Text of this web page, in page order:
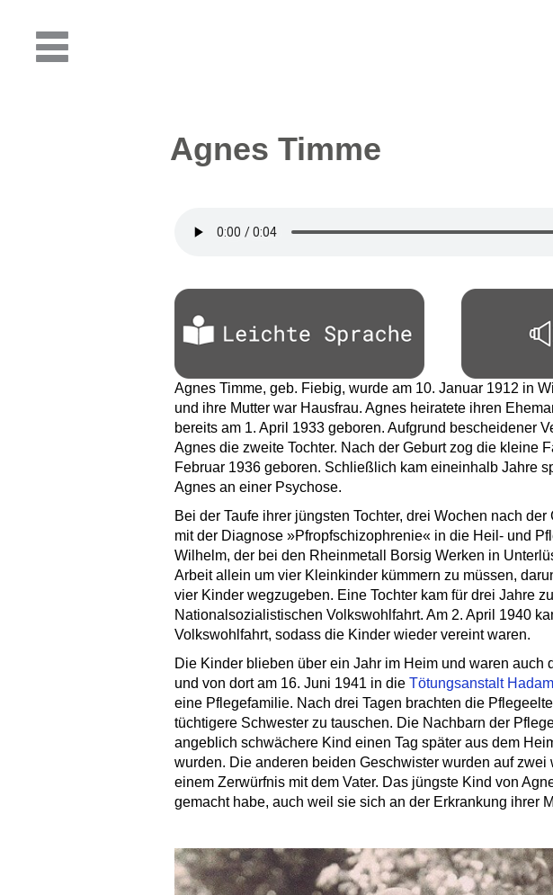
Agnes Timme
Agnes Timme, geb. Fiebig, wurde am 10. Januar 1912 in
und ihre Mutter war Hausfrau. Agnes heiratete ihren
bereits am 1. April 1933 geboren. Aufgrund bescheidener
Agnes die zweite Tochter. Nach der Geburt zog die kleine
Februar 1936 geboren. Schließlich kam eineinhalb Jahre
Agnes an einer Psychose.
Bei der Taufe ihrer jüngsten Tochter, drei Wochen nach
mit der Diagnose »Pfropfschizophrenie« in die Heil- und
Wilhelm, der bei den Rheinmetall Borsig Werken in
Arbeit allein um vier Kleinkinder kümmern zu müssen,
vier Kinder wegzugeben. Eine Tochter kam für drei Jahre
Nationalsozialistischen Volkswohlfahrt. Am 2. April 1940
Volkswohlfahrt, sodass die Kinder wieder vereint waren.
Die Kinder blieben über ein Jahr im Heim und waren
und von dort am 16. Juni 1941 in die Tötungsanstalt
eine Pflegefamilie. Nach drei Tagen brachten die
tüchtigere Schwester zu tauschen. Die Nachbarn der
angeblich schwächere Kind einen Tag später aus dem
wurden. Die anderen beiden Geschwister wurden auf
einem Zerwürfnis mit dem Vater. Das jüngste Kind von
gemacht habe, auch weil sie sich an der Erkrankung ihrer